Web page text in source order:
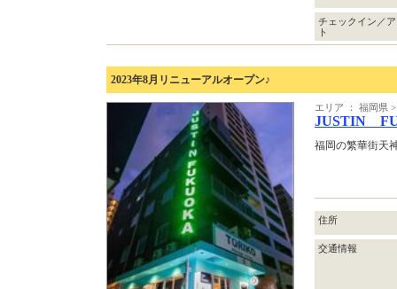
チェックイン／
ト
2023年8月リニューアルオープン♪
エリア ： 福岡県
JUSTIN
福岡の繁華街天
住所
交通情報